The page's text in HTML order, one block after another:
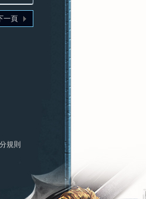
一頁
規則